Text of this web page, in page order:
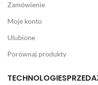
Zamówienie
Moje konto
Ulubione
Porównaj produkty